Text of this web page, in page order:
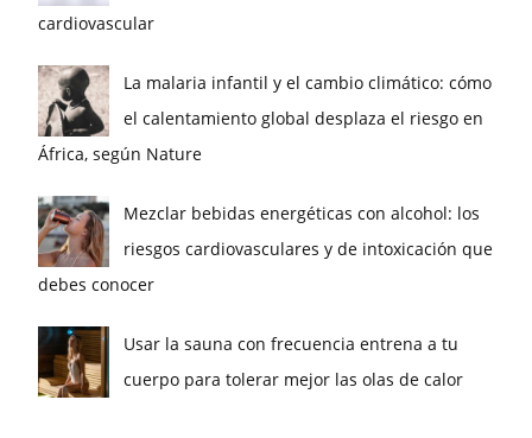
cardiovascular
La malaria infantil y el cambio climático: cómo
el calentamiento global desplaza el riesgo en
África, según Nature
Mezclar bebidas energéticas con alcohol: los
riesgos cardiovasculares y de intoxicación que
debes conocer
Usar la sauna con frecuencia entrena a tu
cuerpo para tolerar mejor las olas de calor